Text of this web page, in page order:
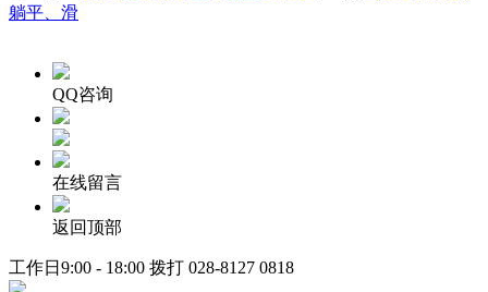
躺平、滑
QQ咨询
在线留言
返回顶部
工作日9:00 - 18:00 拨打 028-8127 0818